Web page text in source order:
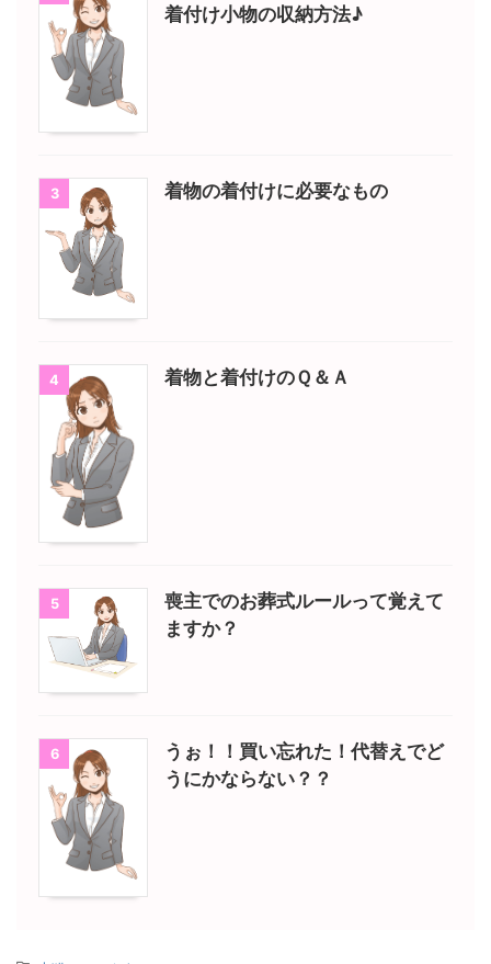
着付け小物の収納方法♪
3 着物の着付けに必要なもの
4 着物と着付けのＱ＆Ａ
5
喪主でのお葬式ルールって覚えて
ますか？
6
うぉ！！買い忘れた！代替えでど
うにかならない？？